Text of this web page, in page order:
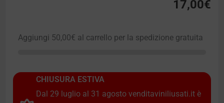
17,00€
Aggiungi 50,00€ al carrello per la spedizione gratuita
CHIUSURA ESTIVA
Dal 29 luglio al 31 agosto venditaviniliusati.it è